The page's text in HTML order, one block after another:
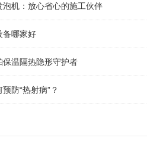
泡机：放心省心的施工伙伴
备哪家好
保温隔热隐形守护者
防“热射病”？